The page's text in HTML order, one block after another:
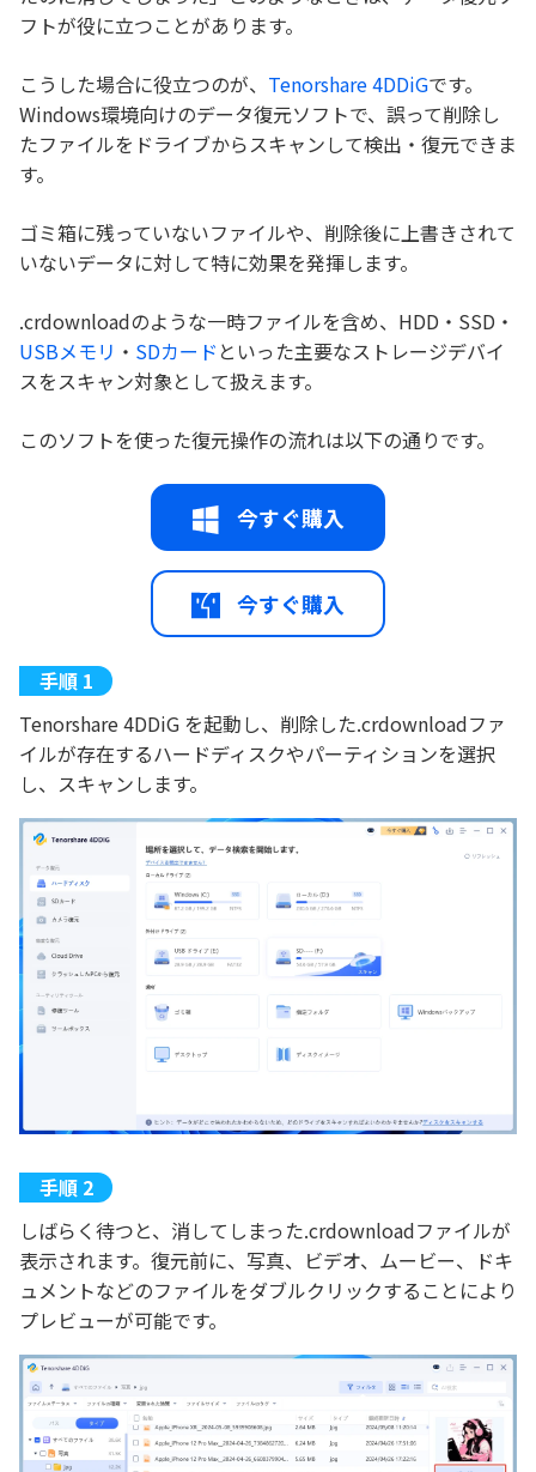
フトが役に立つことがあります。
こうした場合に役立つのが、 Tenorshare 4DDiGです。
Windows環境向けのデータ復元ソフトで、誤って削除し
たファイルをドライブからスキャンして検出・復元できま
す。
ゴミ箱に残っていないファイルや、削除後に上書きされて
いないデータに対して特に効果を発揮します。
.crdownloadのような一時ファイルを含め、HDD・SSD・
USBメモリ ・ SDカード といった主要なストレージデバイ
スをスキャン対象として扱えます。
このソフトを使った復元操作の流れは以下の通りです。
今すぐ購入
今すぐ購入
Tenorshare 4DDiG を起動し、削除した.crdownloadファ
イルが存在するハードディスクやパーティションを選択
し、スキャンします。
しばらく待つと、消してしまった.crdownloadファイルが
表示されます。復元前に、写真、ビデオ、ムービー、ドキ
ュメントなどのファイルをダブルクリックすることにより
プレビューが可能です。